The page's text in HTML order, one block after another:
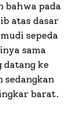
bahwa pada
atas dasar
sepeda
sama
datang ke
sedangkan
barat.